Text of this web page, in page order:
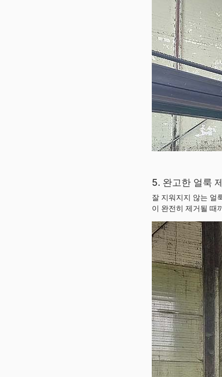
5. 완고한 얼룩
잘 지워지지 않는 얼
이 완전히 제거될 때